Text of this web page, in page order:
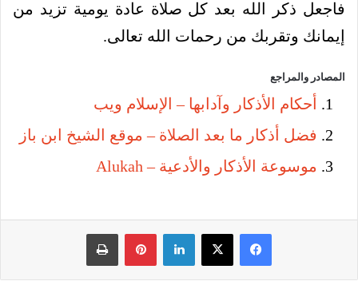
فاجعل ذكر الله بعد كل صلاة عادة يومية تزيد من
إيمانك وتقربك من رحمات الله تعالى.
المصادر والمراجع
أحكام الأذكار وآدابها – الإسلام ويب
فضل أذكار ما بعد الصلاة – موقع الشيخ ابن باز
موسوعة الأذكار والأدعية – Alukah
فيسبوك لينكدإن بينتيريست